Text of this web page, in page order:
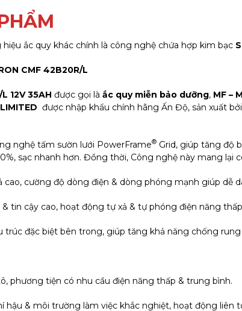
ắc quy khác chính là công nghệ chứa hợp kim bạc
CMF 42B20R/L
12V 35AH được gọi là ắc quy miễn bảo dưỡng, MF –
được nhập khẩu chính hãng Ấn Độ, sản xuất
nghệ tấm sườn lưới PowerFrame® Grid, giúp tăng độ
sạc nhanh hơn. Đồng thời, Công nghệ này mang lại
cao, cường độ dòng điện & dòng phóng mạnh giúp dễ
tin cậy cao, hoạt động tự xả & tự phóng điện năng
trúc đặc biệt bên trong, giúp tăng khả năng chống
phương tiện có nhu cầu điện năng thấp & trung bình.
hậu & môi trường làm việc khắc nghiệt, hoạt động liên